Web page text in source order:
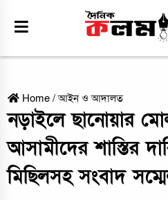
Home /আইন ও আদালত
নড়াইলে ছানোয়ার
আসামীদের শাস্তির
মিছিলসহ সংবাদ